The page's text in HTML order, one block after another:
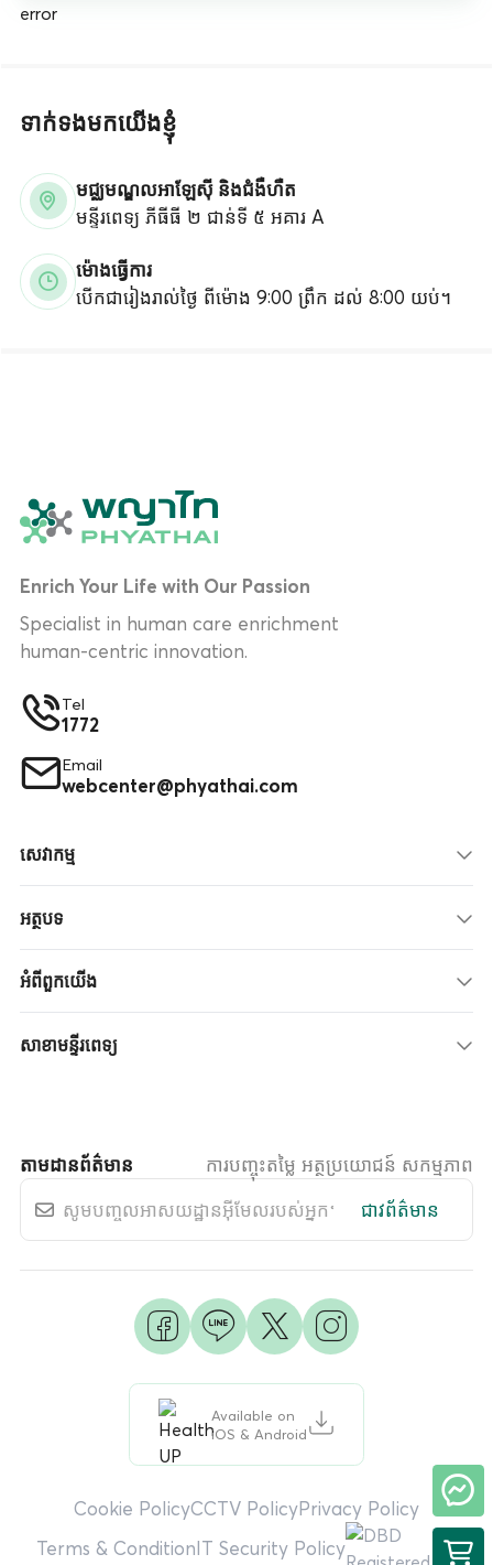
error
ទាក់ទងមកយើងខ្ញុំ
មជ្ឈមណ្ឌលអាឡែស៊ី និងជំងឺហឺត
មន្ទីរពេទ្យ ភីធីធី ២ ជាន់ទី ៥ អគារ A
ម៉ោងធ្វើការ
បើកជារៀងរាល់ថ្ងៃ ពីម៉ោង 9:00 ព្រឹក ដល់ 8:00 យប់។
Enrich Your Life with Our Passion
Specialist in human care enrichment
human-centric innovation.
Tel
1772
Email
webcenter@phyathai.com
សេវាកម្ម
អត្ថបទ
អំពីពួកយើង
សាខាមន្ទីរពេទ្យ
Available on
iOS & Android
តាមដានព័ត៌មាន
ការបញ្ចុះតម្លៃ អត្ថប្រយោជន៍ សកម្មភាព
ជាវព័ត៌មាន
Cookie PolicyCCTV PolicyPrivacy Policy
Terms & ConditionIT Security Policy